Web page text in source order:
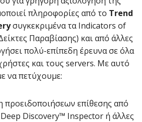
πληροφορίες από το Trend
συγκεκριμένα τα Indicators of
Παραβίασης) και από άλλες
πολύ-επίπεδη έρευνα σε όλα
και τους servers. Με αυτό
να πετύχουμε:
προειδοποιήσεων επίθεσης από
Discovery™ Inspector ή άλλες